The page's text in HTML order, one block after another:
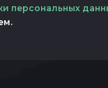
персональных